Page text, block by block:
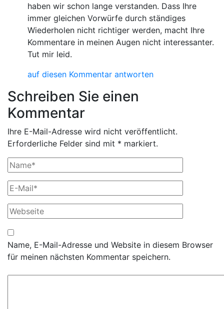
haben wir schon lange verstanden. Dass Ihre
immer gleichen Vorwürfe durch ständiges
Wiederholen nicht richtiger werden, macht Ihre
Kommentare in meinen Augen nicht interessanter.
Tut mir leid.
auf diesen Kommentar antworten
Schreiben Sie einen
Kommentar
Ihre E-Mail-Adresse wird nicht veröffentlicht.
Erforderliche Felder sind mit * markiert.
Name, E-Mail-Adresse und Website in diesem Browser
für meinen nächsten Kommentar speichern.